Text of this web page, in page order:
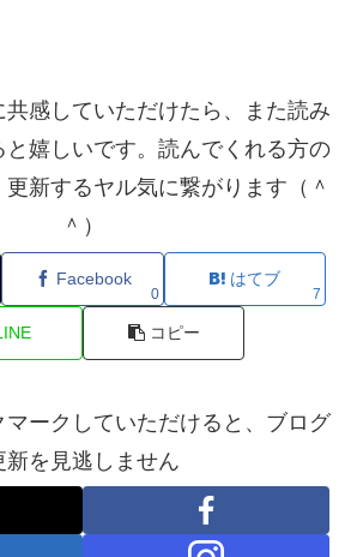
感していただけたら、また読み
と嬉しいです。読んでくれる方の
新するヤル気に繋がります（＾
＾）
Facebook
0
はてブ
7
コピー
マークしていただけると、ブログ
新を見逃しません